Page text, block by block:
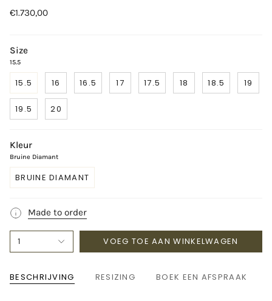
€1.730,00
Size
15.5
15.5 16 16.5 17 17.5 18 18.5 19
19.5 20
Kleur
Bruine Diamant
BRUINE DIAMANT
Made to order
1 VOEG TOE AAN WINKELWAGEN
BESCHRIJVING RESIZING BOEK EEN AFSPRAAK